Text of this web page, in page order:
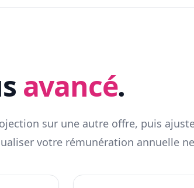
avancé.
sur une autre offre, puis
votre rémunération annuelle